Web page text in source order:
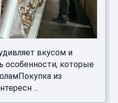
вкусом и
особенности, которые
из
...